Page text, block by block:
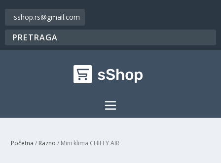
sshop.rs@gmail.com
Početna / Razno / Mini klima CHILLY AIR